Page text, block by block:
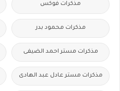
مذكرات فوكس
مذكرات محمود بدر
مذكرات مستر احمد الضيفى
مذكرات مستر عادل عبد الهادى